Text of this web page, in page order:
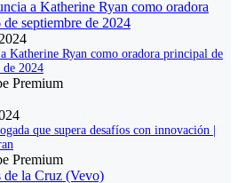
Katherine Ryan como oradora principal de
de 2024
Premium
que supera desafíos con innovación |
Premium